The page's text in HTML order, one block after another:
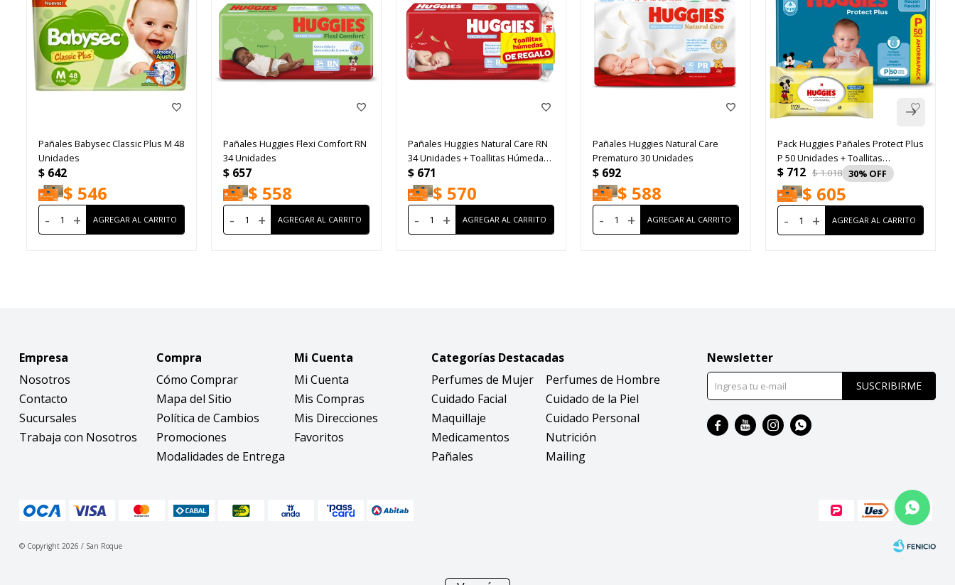
Pañales Babysec Classic Plus M 48
Unidades
$ 642
$ 546
- +
Pañales Huggies Flexi Comfort RN
34 Unidades
$ 657
$ 558
- +
Pañales Huggies Natural Care RN
34 Unidades + Toallitas Húmedas
48 Unidades
$ 671
$ 570
- +
Pañales Huggies Natural Care
Prematuro 30 Unidades
$ 692
$ 588
- +
Pack Huggies Pañales Protect Plus
P 50 Unidades + Toallitas
Húmedas Limpieza Diaria 112
Unidades
$ 712 $1.018 30
$ 605
- +
Empresa
Nosotros
Contacto
Sucursales
Trabaja con Nosotros
Compra
Cómo Comprar
Mapa del Sitio
Política de Cambios
Promociones
Modalidades de Entrega
Mi Cuenta
Mi Cuenta
Mis Compras
Mis Direcciones
Favoritos
Categorías Destacadas
Perfumes de Mujer
Perfumes de Hombre
Cuidado Facial
Cuidado de la Piel
Maquillaje
Cuidado Personal
Medicamentos
Nutrición
Pañales
Mailing
Newsletter
SUSCRIBIRME
   
© Copyright 2026 / San Roque